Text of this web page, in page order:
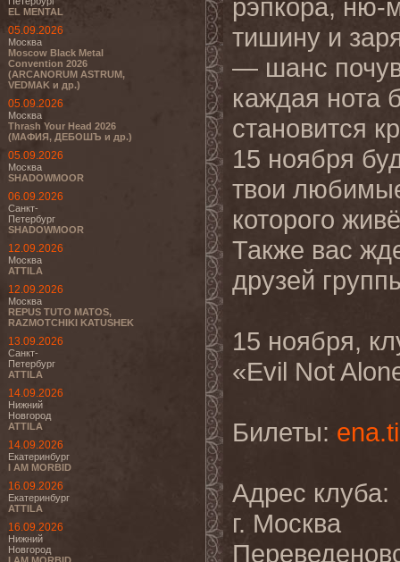
EL MENTAL
05.09.2026
Москва
Moscow Black Metal
Convention 2026
(ARCANORUM ASTRUM,
VEDMAK и др.)
05.09.2026
Москва
Thrash Your Head 2026
(МАФИЯ, ДЕБОШЪ и др.)
05.09.2026
Москва
SHADOWMOOR
06.09.2026
Санкт-
Петербург
SHADOWMOOR
12.09.2026
Москва
ATTILA
12.09.2026
Москва
REPUS TUTO MATOS,
RAZMOTCHIKI KATUSHEK
13.09.2026
Санкт-
Петербург
ATTILA
14.09.2026
Нижний
Новгород
ATTILA
14.09.2026
Екатеринбург
I AM MORBID
16.09.2026
Екатеринбург
ATTILA
16.09.2026
Нижний
Новгород
рэпкора, ню-
тишину и
— шанс
каждая нота
становится
15 ноября
твои
которого
Также вас
друзей
15 ноября,
«Evil Not
Билеты:
Адрес клуба:
г. Москва